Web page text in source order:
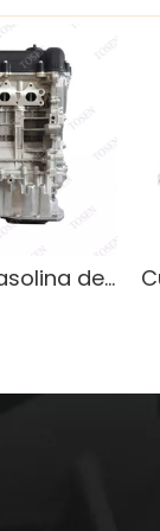
Motor de gasolina de 1,6 litros de alto rendimiento para autos Hyundai